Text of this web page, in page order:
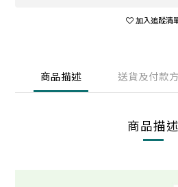
加入追蹤清
商品描述 送貨及付款
商品描述